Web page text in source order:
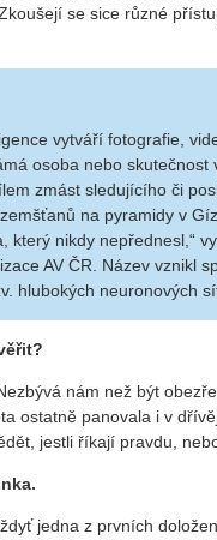
se sice různé
vytváří fotografie,
osoba nebo skutečnost
zmást sledujícího či
na pyramidy v
nikdy nepřednesl,“
AV ČR. Název vznikl
hlubokých neuronových
nám než být
ostatně panovala i v
jestli říkají pravdu,
jedna z prvních